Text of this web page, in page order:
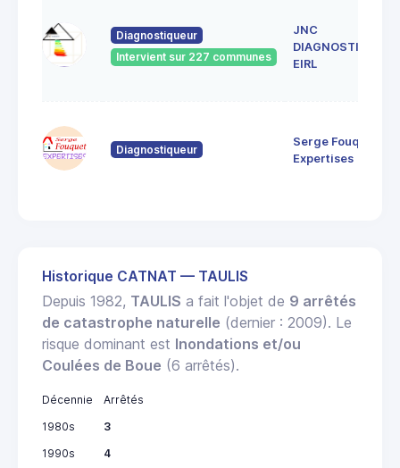
Diagnostiqueur
Intervient sur 227 communes
JNC
DIAGNOSTICS
EIRL
Diagnostiqueur
Serge Fouquet
Expertises
Historique CATNAT — TAULIS
Depuis 1982, TAULIS a fait l'objet de 9 arrêtés
de catastrophe naturelle (dernier : 2009). Le
risque dominant est Inondations et/ou
Coulées de Boue (6 arrêtés).
Décennie
Arrêtés
1980s
3
1990s
4